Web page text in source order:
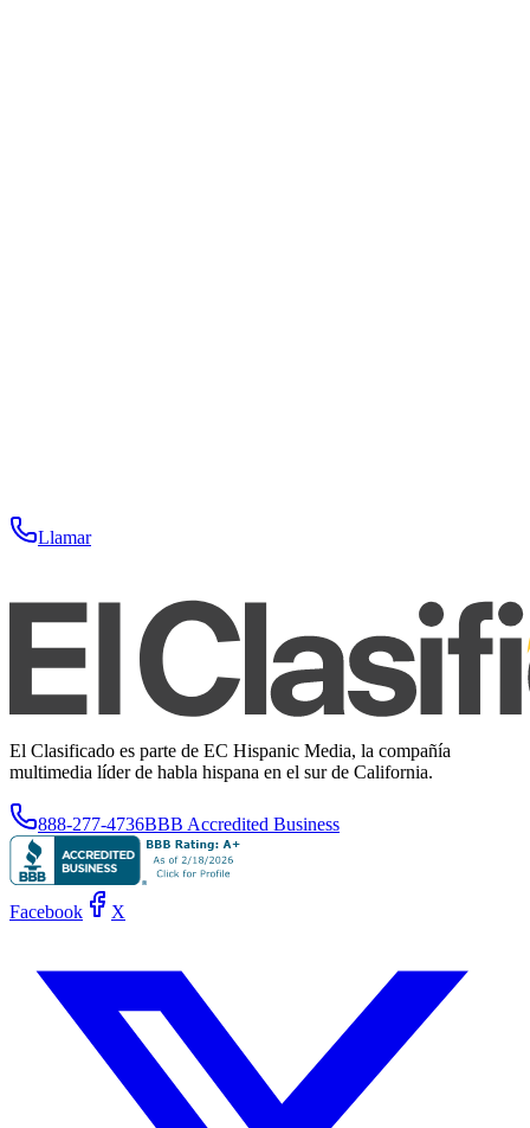
Llamar
El Clasificado es parte de EC Hispanic Media, la compañía
multimedia líder de habla hispana en el sur de California.
888-277-4736BBB Accredited Business
Facebook X